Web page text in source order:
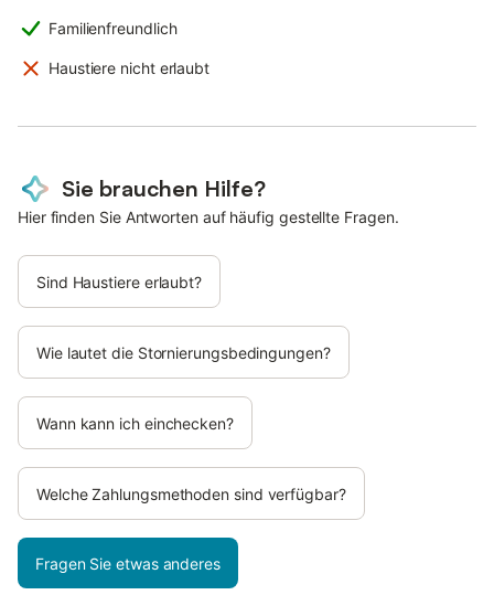
Familienfreundlich
Haustiere nicht erlaubt
Sie brauchen Hilfe?
Hier finden Sie Antworten auf häufig gestellte Fragen.
Sind Haustiere erlaubt?
Wie lautet die Stornierungsbedingungen?
Wann kann ich einchecken?
Welche Zahlungsmethoden sind verfügbar?
Fragen Sie etwas anderes